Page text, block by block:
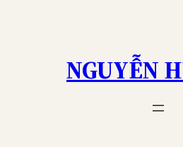
NGUYỄN